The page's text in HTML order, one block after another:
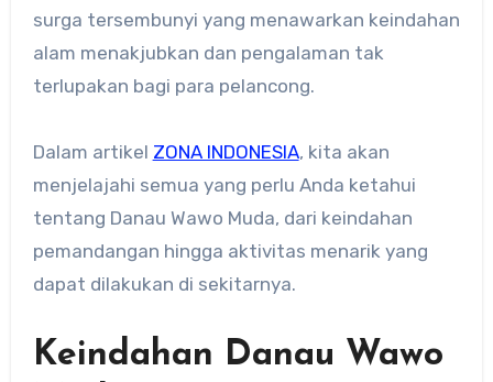
surga tersembunyi yang menawarkan keindahan
alam menakjubkan dan pengalaman tak
terlupakan bagi para pelancong.
Dalam artikel ZONA INDONESIA, kita akan
menjelajahi semua yang perlu Anda ketahui
tentang Danau Wawo Muda, dari keindahan
pemandangan hingga aktivitas menarik yang
dapat dilakukan di sekitarnya.
Keindahan Danau Wawo